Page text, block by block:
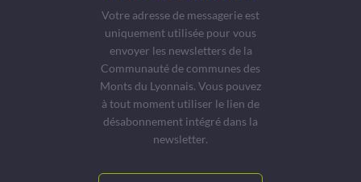
Votre adresse de messagerie est
uniquement utilisée pour vous
envoyer les newsletters de la
Communauté de communes des
Monts du Lyonnais. Vous pouvez
à tout moment utiliser le lien de
désabonnement intégré dans la
newsletter.